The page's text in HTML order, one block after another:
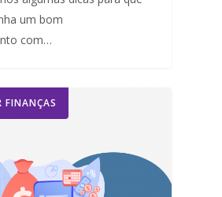
um bom
com…
FINANÇAS